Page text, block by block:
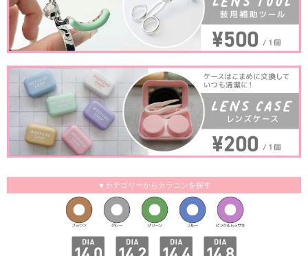
▼カテゴリーからカラコンを探す